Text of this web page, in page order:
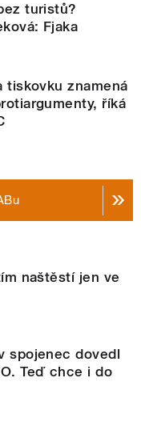
turistů?
Fjaka
tiskovku znamená
říká
naštěstí jen ve
spojenec dovedl
Teď chce i do